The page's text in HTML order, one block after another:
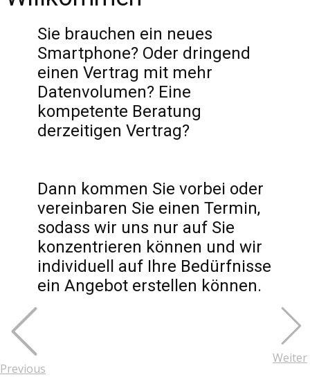
Sie brauchen ein neues
Smartphone? Oder dringend
einen Vertrag mit mehr
Datenvolumen? Eine
kompetente Beratung
derzeitigen Vertrag?
Dann kommen Sie vorbei oder
vereinbaren Sie einen Termin,
sodass wir uns nur auf Sie
konzentrieren können und wir
individuell auf Ihre Bedürfnisse
ein Angebot erstellen können.
Previous
Weiter